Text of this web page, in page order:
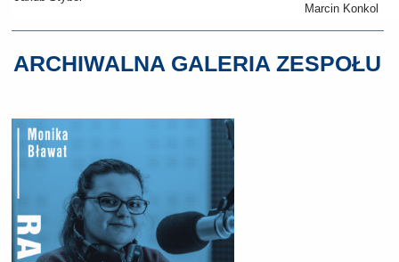
Marcin Konkol
ARCHIWALNA GALERIA ZESPOŁU